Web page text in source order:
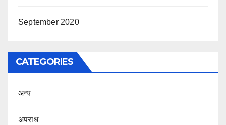
September 2020
CATEGORIES
अन्य
अपराध